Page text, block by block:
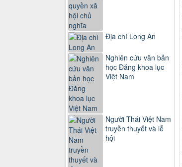
Địa chí Long An
Nghiên cứu văn bản
học Đăng khoa lục
Việt Nam
Người Thái Việt Nam
truyền thuyết và lễ
hội